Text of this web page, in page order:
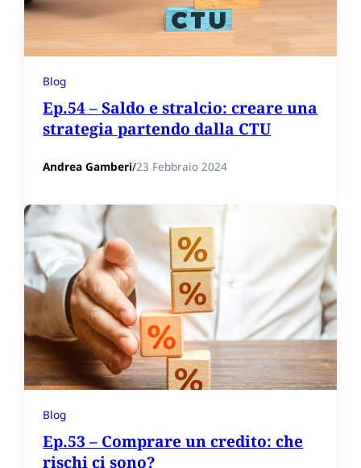
Blog
Ep.54 – Saldo e stralcio: creare una
strategia partendo dalla CTU
Andrea Gamberi/23 Febbraio 2024
Blog
Ep.53 – Comprare un credito: che
rischi ci sono?